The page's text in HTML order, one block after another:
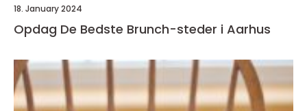
18. January 2024
Opdag De Bedste Brunch-steder i Aarhus